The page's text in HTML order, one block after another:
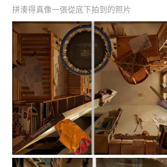
拼湊得真像一張從底下拍到的照片